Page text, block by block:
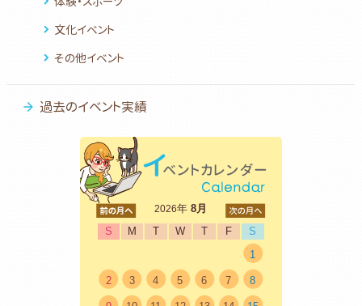
文化イベント
その他イベント
過去のイベント実績
2026年8月
S
M T W T F
S
1
2 3 4 5 6 7 8